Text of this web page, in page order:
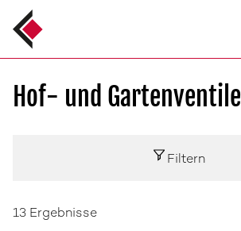
Hof- und Gartenventile
Filtern
13 Ergebnisse